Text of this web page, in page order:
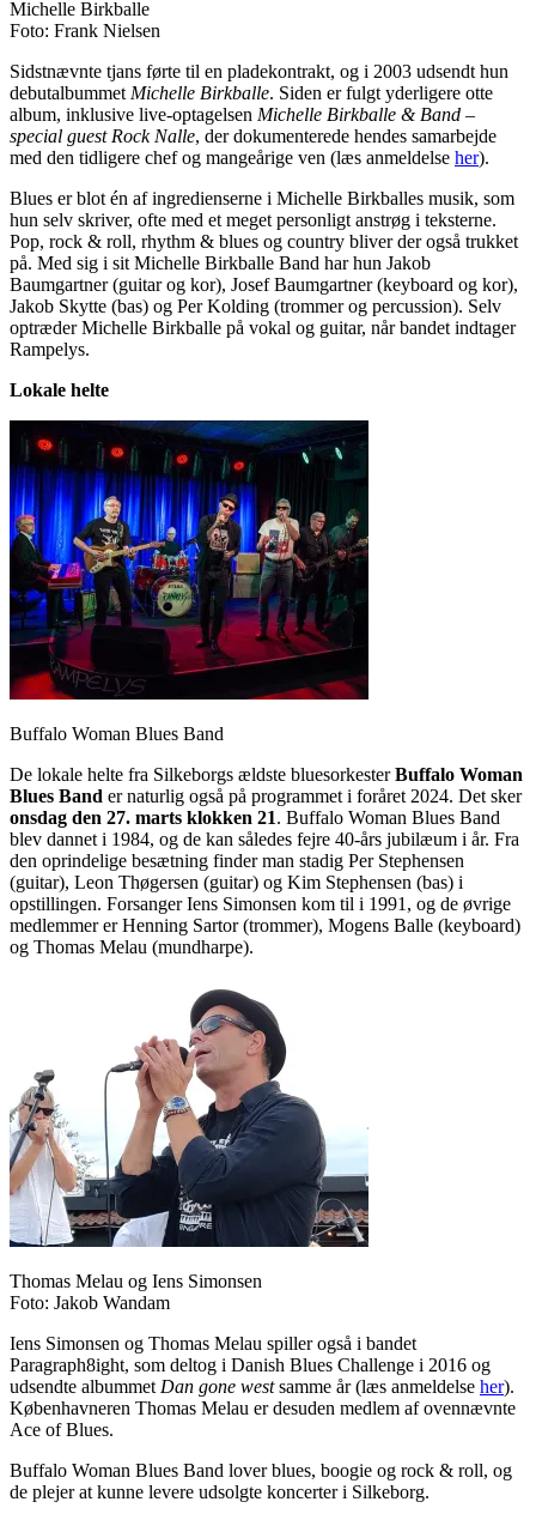
Michelle Birkballe
Foto: Frank Nielsen
Sidstnævnte tjans førte til en pladekontrakt, og i 2003 udsendt hun
debutalbummet Michelle Birkballe. Siden er fulgt yderligere otte
album, inklusive live-optagelsen Michelle Birkballe & Band –
special guest Rock Nalle, der dokumenterede hendes samarbejde
med den tidligere chef og mangeårige ven (læs anmeldelse her).
Blues er blot én af ingredienserne i Michelle Birkballes musik, som
hun selv skriver, ofte med et meget personligt anstrøg i teksterne.
Pop, rock & roll, rhythm & blues og country bliver der også trukket
på. Med sig i sit Michelle Birkballe Band har hun Jakob
Baumgartner (guitar og kor), Josef Baumgartner (keyboard og kor),
Jakob Skytte (bas) og Per Kolding (trommer og percussion). Selv
optræder Michelle Birkballe på vokal og guitar, når bandet indtager
Rampelys.
Lokale helte
Buffalo Woman Blues Band
De lokale helte fra Silkeborgs ældste bluesorkesterBuffalo Woman
Blues Band er naturlig også på programmet i foråret 2024. Det sker
onsdag den 27. marts klokken 21. Buffalo Woman Blues Band
blev dannet i 1984, og de kan således fejre 40-års jubilæum i år. Fra
den oprindelige besætning finder man stadig Per Stephensen
(guitar), Leon Thøgersen (guitar) og Kim Stephensen (bas) i
opstillingen. Forsanger Iens Simonsen kom til i 1991, og de øvrige
medlemmer er Henning Sartor (trommer), Mogens Balle (keyboard)
og Thomas Melau (mundharpe).
Thomas Melau og Iens Simonsen
Foto: Jakob Wandam
Iens Simonsen og Thomas Melau spiller også i bandet
Paragraph8ight, som deltog i Danish Blues Challenge i 2016 og
udsendte albummet Dan gone westsamme år (læs anmeldelse her).
Københavneren Thomas Melau er desuden medlem af ovennævnte
Ace of Blues.
Buffalo Woman Blues Band lover blues, boogie og rock & roll, og
de plejer at kunne levere udsolgte koncerter i Silkeborg.